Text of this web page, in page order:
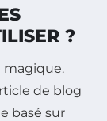
?
magique.
de blog
basé sur